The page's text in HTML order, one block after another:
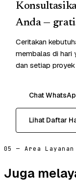
Anda —
Ceritakan
membalas di hari
dan setiap
Chat
Lihat Daftar
05 — Area Layanan
Juga